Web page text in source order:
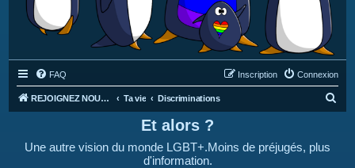
FAQ Connexion
Inscription
REJOIGNEZ NOUS SUR DISCORD : https://discord.gg/4C2Bvub Ta vie Discriminations
Et alors ?
Une autre vision du monde LGBT+.Moins de préjugés, plus
d'information.